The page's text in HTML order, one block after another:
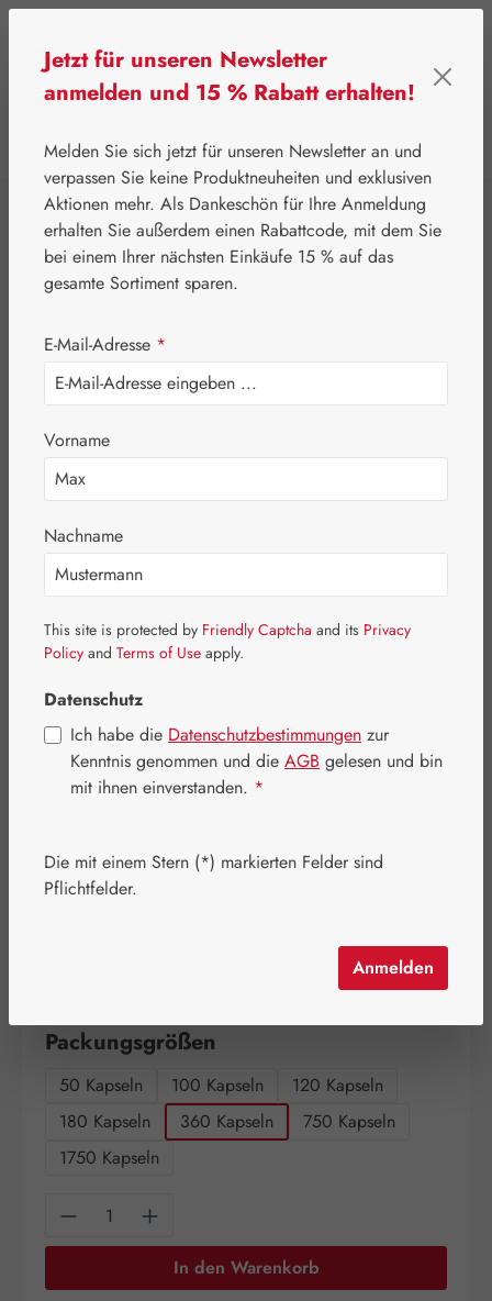
⌂ Gall Pharma Aminosäuren
L-Tyrosin 500 mg
GPH Kapseln
Bildergalerie überspringen
Regulärer Preis:
173,80 €
Inhalt:0.483 Kilogramm
Packungsgrößen
50 Kapseln 100 Kapseln
120 Kapseln
180 Kapseln
360 Kapseln
750 Kapseln
1750 Kapseln
Produkt Anzahl: Gib den gewünschten
In den Warenkorb
Jetzt für unseren Newsletter
anmelden und 15 % Rabatt erhalten!
Melden Sie sich jetzt für unseren Newsletter an und
verpassen Sie keine Produktneuheiten und exklusiven
Aktionen mehr. Als Dankeschön für Ihre Anmeldung
erhalten Sie außerdem einen Rabattcode, mit dem Sie
bei einem Ihrer nächsten Einkäufe 15 % auf das
gesamte Sortiment sparen.
E-Mail-Adresse *
Vorname
Nachname
This site is protected by Friendly Captcha and its Privacy
Policy and Terms of Use apply.
Datenschutz
Ich habe die Datenschutzbestimmungen zur
Kenntnis genommen und die AGB gelesen und bin
mit ihnen einverstanden. *
Die mit einem Stern (*) markierten Felder sind
Pflichtfelder.
Anmelden